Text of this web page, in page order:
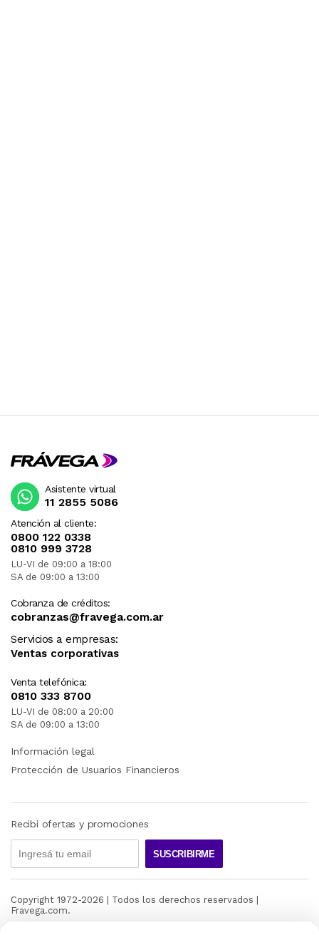
Atención al cliente:
0800 122 0338
0810 999 3728
LU-VI de 09:00 a 18:00
SA de 09:00 a 13:00
Cobranza de créditos:
cobranzas@fravega.com.ar
Servicios a empresas:
Ventas corporativas
Venta telefónica:
0810 333 8700
LU-VI de 08:00 a 20:00
SA de 09:00 a 13:00
Asistente virtual
11 2855 5086
Información legal
Protección de Usuarios Financieros
Recibí ofertas y promociones
SUSCRIBIRME
Copyright 1972-2026 | Todos los derechos reservados |
Fravega.com.